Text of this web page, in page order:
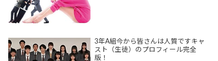
3年A組今から皆さんは人質ですキャ
スト（生徒）のプロフィール完全
版！